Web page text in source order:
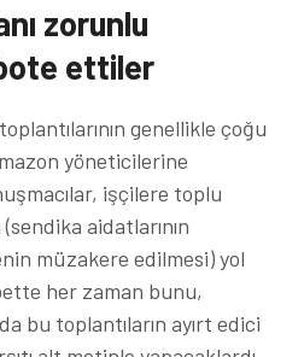
zorunlu
ettiler
genellikle çoğu
yöneticilerine
işçilere toplu
(sendika aidatlarının
müzakere edilmesi) yol
her zaman bunu,
bu toplantıların ayırt edici